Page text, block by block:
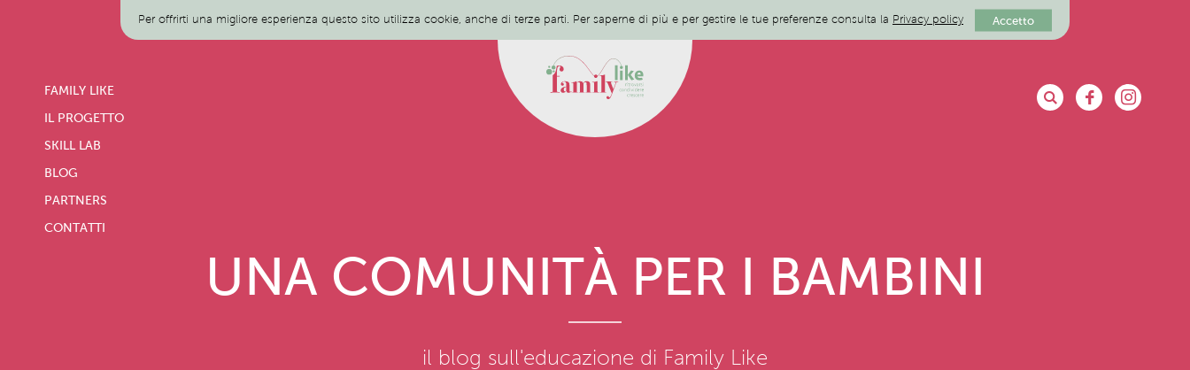
Per offrirti una migliore esperienza questo sito utilizza cookie, anche di terze parti. Per saperne di più e per gestire le tue preferenze consulta la Privacy policy Accetto
FAMILY LIKE
IL PROGETTO
SKILL LAB
BLOG
PARTNERS
CONTATTI
UNA COMUNITÀ PER I BAMBINI
il blog sull'educazione di Family Like